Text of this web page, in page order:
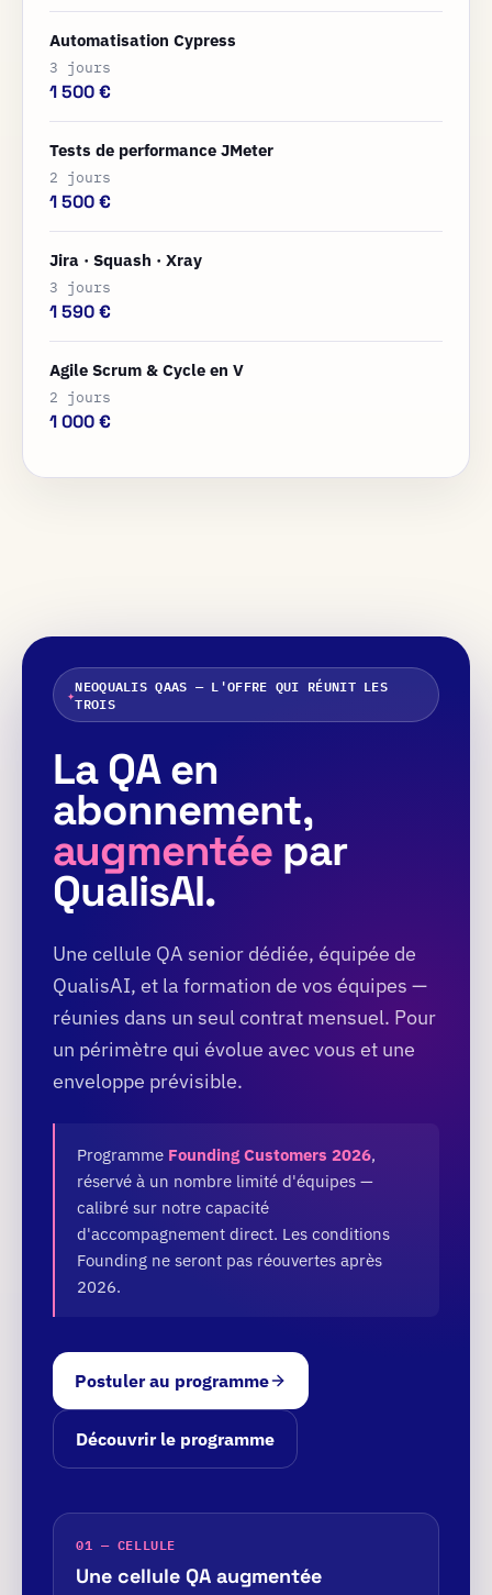
Automatisation Cypress
3 jours
1 500 €
Tests de performance JMeter
2 jours
1 500 €
Jira · Squash · Xray
3 jours
1 590 €
Agile Scrum & Cycle en V
2 jours
1 000 €
✦NEOQUALIS QAAS — L'OFFRE QUI RÉUNIT LES
TROIS
La QA en
abonnement,
augmentée par
QualisAI.
Une cellule QA senior dédiée, équipée de
QualisAI, et la formation de vos équipes —
réunies dans un seul contrat mensuel. Pour
un périmètre qui évolue avec vous et une
enveloppe prévisible.
Programme Founding Customers 2026,
réservé à un nombre limité d'équipes —
calibré sur notre capacité
d'accompagnement direct. Les conditions
Founding ne seront pas réouvertes après
2026.
Postuler au programme
Découvrir le programme
01 — CELLULE
Une cellule QA augmentée